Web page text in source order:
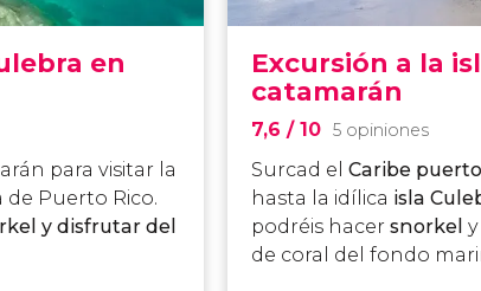
en
para visitar la
de Puerto Rico.
y disfrutar del
Excursión a la
catamarán
7,6 / 10 5 opiniones
Surcad el Caribe
hasta la idílica isla
podréis hacer snorkel
de coral del fondo